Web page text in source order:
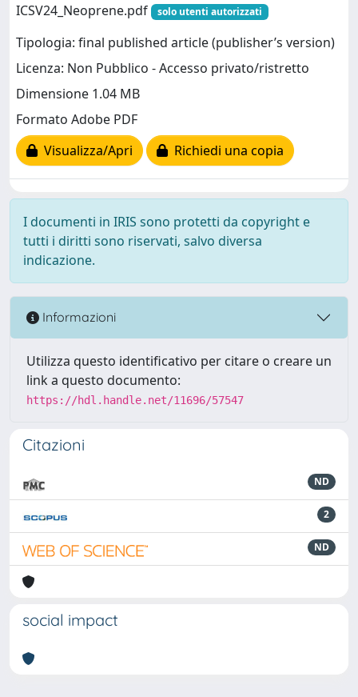
ICSV24_Neoprene.pdf
solo utenti autorizzati
Tipologia: final published article (publisher’s version)
Licenza: Non Pubblico - Accesso privato/ristretto
Dimensione 1.04 MB
Formato Adobe PDF
Visualizza/Apri
Richiedi una copia
I documenti in IRIS sono protetti da copyright e
tutti i diritti sono riservati, salvo diversa
indicazione.
Informazioni
Utilizza questo identificativo per citare o creare un
link a questo documento:
https://hdl.handle.net/11696/57547
Citazioni
ND
2
ND
social impact